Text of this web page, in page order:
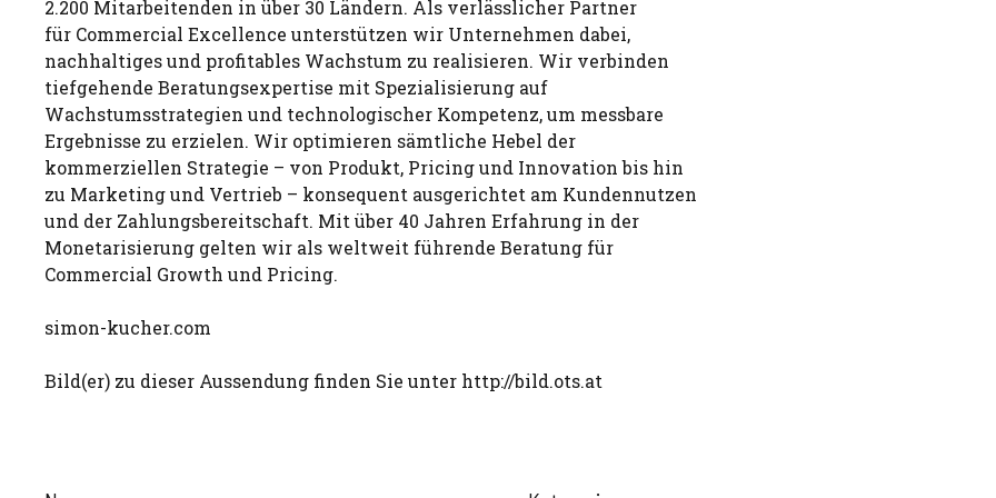
2.200 Mitarbeitenden in über 30 Ländern. Als verlässlicher Partner
für Commercial Excellence unterstützen wir Unternehmen dabei,
nachhaltiges und profitables Wachstum zu realisieren. Wir verbinden
tiefgehende Beratungsexpertise mit Spezialisierung auf
Wachstumsstrategien und technologischer Kompetenz, um messbare
Ergebnisse zu erzielen. Wir optimieren sämtliche Hebel der
kommerziellen Strategie – von Produkt, Pricing und Innovation bis hin
zu Marketing und Vertrieb – konsequent ausgerichtet am Kundennutzen
und der Zahlungsbereitschaft. Mit über 40 Jahren Erfahrung in der
Monetarisierung gelten wir als weltweit führende Beratung für
Commercial Growth und Pricing.
simon-kucher.com
Bild(er) zu dieser Aussendung finden Sie unter http://bild.ots.at